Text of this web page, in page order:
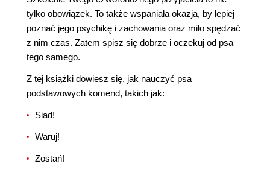
tylko obowiązek. To także wspaniała okazja, by lepiej
poznać jego psychikę i zachowania oraz miło spędzać
z nim czas. Zatem spisz się dobrze i oczekuj od psa
tego samego.
Z tej książki dowiesz się, jak nauczyć psa
podstawowych komend, takich jak:
Siad!
Waruj!
Zostań!